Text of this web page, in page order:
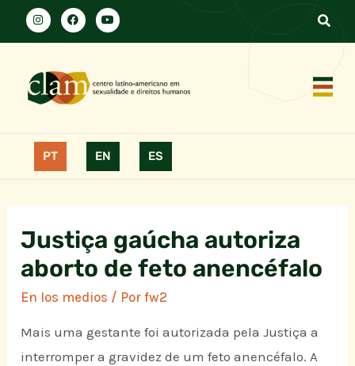
PT EN ES
Justiça gaúcha autoriza
aborto de feto anencéfalo
En los medios / Porfw2
Mais uma gestante foi autorizada pela Justiça a
interromper a gravidez de um feto anencéfalo. A